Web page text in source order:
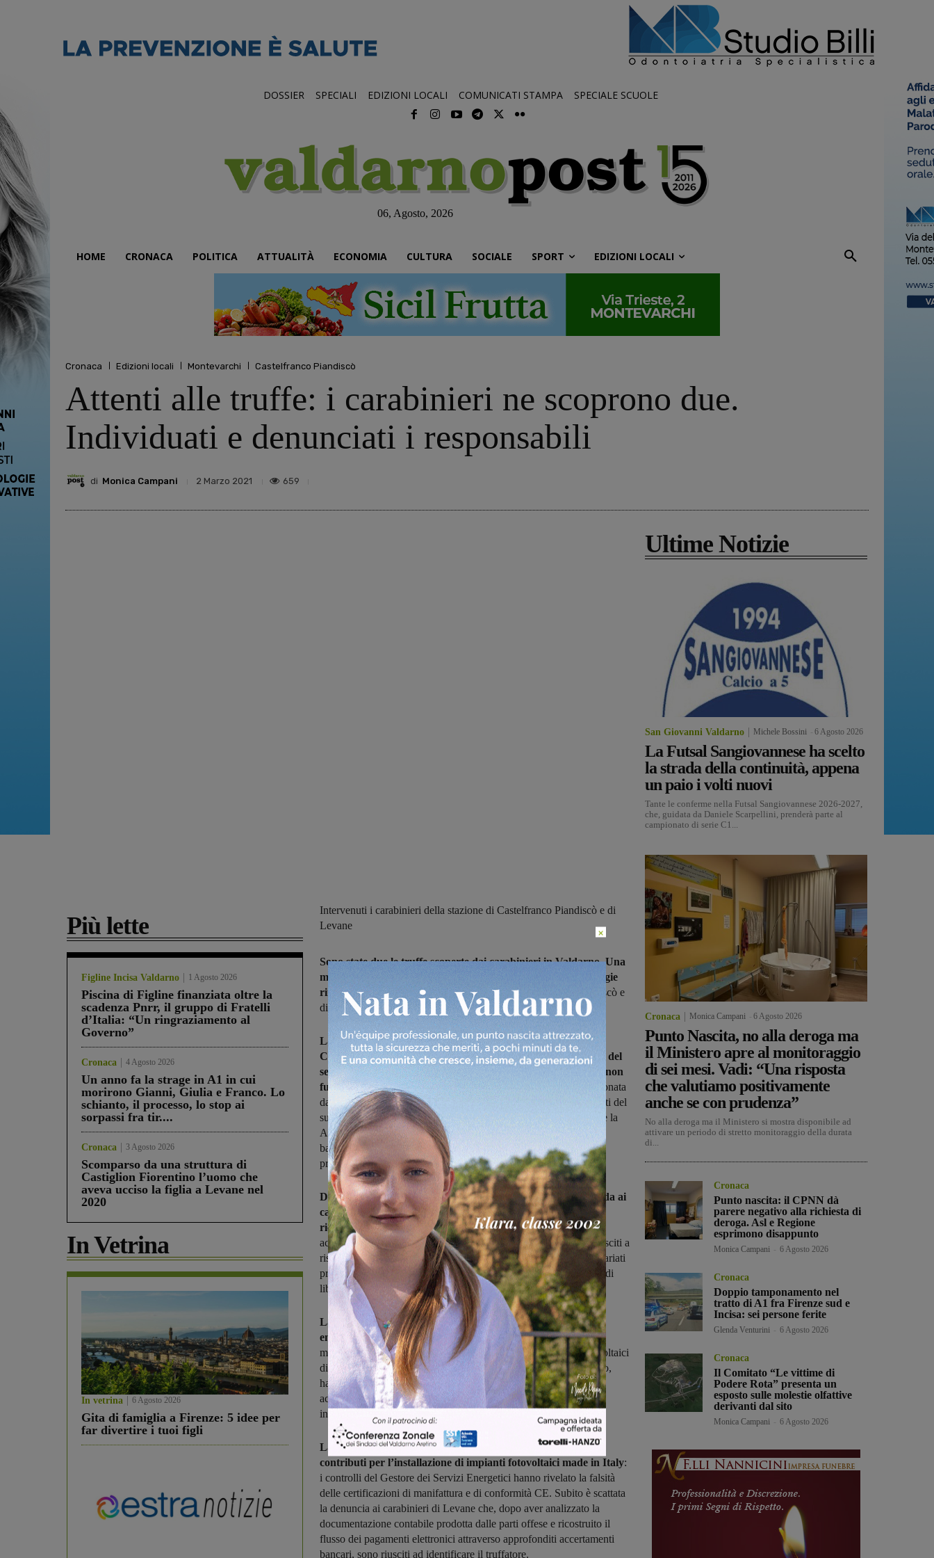
DOSSIER SPECIALI EDIZIONI LOCALI COMUNICATI STAMPA SPECIALE SCUOLE
06, Agosto, 2026
HOME CRONACA POLITICA ATTUALITÀ ECONOMIA CULTURA SOCIALE SPORT EDIZIONI LOCALI
Cronaca Edizioni locali Montevarchi Castelfranco Piandiscò
Attenti alle truffe: i carabinieri ne scoprono due.
Individuati e denunciati i responsabili
di Monica Campani 2 Marzo 2021 659
Più lette
Figline Incisa Valdarno 1 Agosto 2026
Piscina di Figline finanziata oltre la
scadenza Pnrr, il gruppo di Fratelli
d’Italia: “Un ringraziamento al
Governo”
Cronaca 4 Agosto 2026
Un anno fa la strage in A1 in cui
morirono Gianni, Giulia e Franco. Lo
schianto, il processo, lo stop ai
sorpassi fra tir....
Cronaca 3 Agosto 2026
Scomparso da una struttura di
Castiglion Fiorentino l’uomo che
aveva ucciso la figlia a Levane nel
2020
In Vetrina
In vetrina 6 Agosto 2026
Gita di famiglia a Firenze: 5 idee per
far divertire i tuoi figli
Intervenuti i carabinieri della stazione di Castelfranco Piandiscò e di
Levane
Sono state due le truffe scoperte dai carabinieri in Valdarno. Una
messa a segno nel settore bancario, l'altra in quello delle energie
rinnovabili. Sono intervenuti i carabinieri di Castelfranco Piandiscò e
di Levane. I responsabili sono stati individuati e denunciati.
La prima truffa è scattata quando un 55enne del comune di
Castelfranco Piandiscò si è accorto che la App per la gestione del
servizio di home-banking, installata sul proprio smartphone, non
funzionava più. Dopo pochi minuti l'uomo ha ricevuto una telefonata
da una persona che si è spacciata per l'operatore del servizio clienti del
suo istituto di credito e che con la scusa di servirsene per riattivare la
App è riuscito a farsi dare le credenziali per il servizio home-
banking. Nelle ore successive dal conto del valdarnese sono stati
prelevati 7.000 euro tramite prelievi e bonifici.
Dopo essersi conto del raggiro l'uomo ha denunciato la vicenda ai
carabinieri diCastelfranco Piandiscò che sono riusciti a
ricostruire il circuito della truffa. Dopo una serie di accurati
accertamenti elettronici e bancari, infatti, gli investigatori sono riusciti a
risalire all’identità del truffatore, un pregiudicato campano con svariati
precedenti specifici per truffa. L’uomo è stato denunciato in stato di
libertà alla Procura della Repubblica di Arezzo.
La seconda truffa, invece, è stata commessa nel settore delle
energie rinnovabili. Un imprenditore a capo di un’azienda del
milanese ha immesso in commercio delle partite di pannelli fotovoltaici
di produzione cinese, spacciandoli per made in Italy. Così facendo,
ha ingannato un imprenditore valdarnese dell’energia, che ha
acquistato la fornitura per 20mila euro ed ha compiuto delle
installazioni in favore di ignari clienti, a loro volta quindi truffati.
La truffa è emersa quando proprio i privati hanno richiesto i
contributi per l’installazione di impianti fotovoltaici made in Italy:
i controlli del Gestore dei Servizi Energetici hanno rivelato la falsità
delle certificazioni di manifattura e di conformità CE. Subito è scattata
la denuncia ai carabinieri di Levane che, dopo aver analizzato la
documentazione contabile prodotta dalle parti offese e ricostruito il
flusso dei pagamenti elettronici attraverso approfonditi accertamenti
bancari, sono riusciti ad identificare il truffatore.
Ultime Notizie
San Giovanni Valdarno Michele Bossini 6 Agosto 2026
La Futsal Sangiovannese ha scelto
la strada della continuità, appena
un paio i volti nuovi
Tante le conferme nella Futsal Sangiovannese 2026-2027,
che, guidata da Daniele Scarpellini, prenderà parte al
campionato di serie C1...
Cronaca Monica Campani 6 Agosto 2026
Punto Nascita, no alla deroga ma
il Ministero apre al monitoraggio
di sei mesi. Vadi: “Una risposta
che valutiamo positivamente
anche se con prudenza”
No alla deroga ma il Ministero si mostra disponibile ad
attivare un periodo di stretto monitoraggio della durata
di...
Cronaca
Punto nascita: il CPNN dà
parere negativo alla richiesta di
deroga. Asl e Regione
esprimono disappunto
Monica Campani 6 Agosto 2026
Cronaca
Doppio tamponamento nel
tratto di A1 fra Firenze sud e
Incisa: sei persone ferite
Glenda Venturini 6 Agosto 2026
Cronaca
Il Comitato “Le vittime di
Podere Rota” presenta un
esposto sulle molestie olfattive
derivanti dal sito
Monica Campani 6 Agosto 2026
×